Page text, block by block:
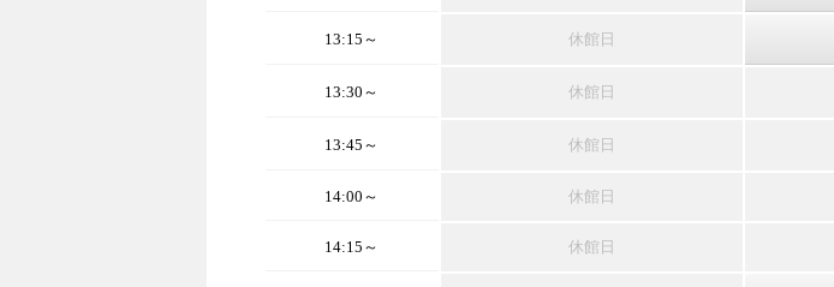
13:15～ 休館日
13:30～ 休館日
13:45～ 休館日
14:00～ 休館日
14:15～ 休館日